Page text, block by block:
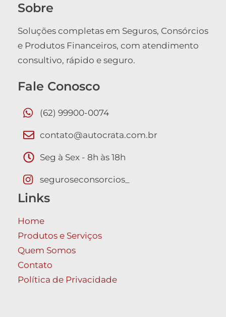
Sobre
Soluções completas em Seguros, Consórcios
e Produtos Financeiros, com atendimento
consultivo, rápido e seguro.
Fale Conosco
(62) 99900-0074
contato@autocrata.com.br
Seg à Sex - 8h às 18h
seguroseconsorcios_
Links
Home
Produtos e Serviços
Quem Somos
Contato
Política de Privacidade